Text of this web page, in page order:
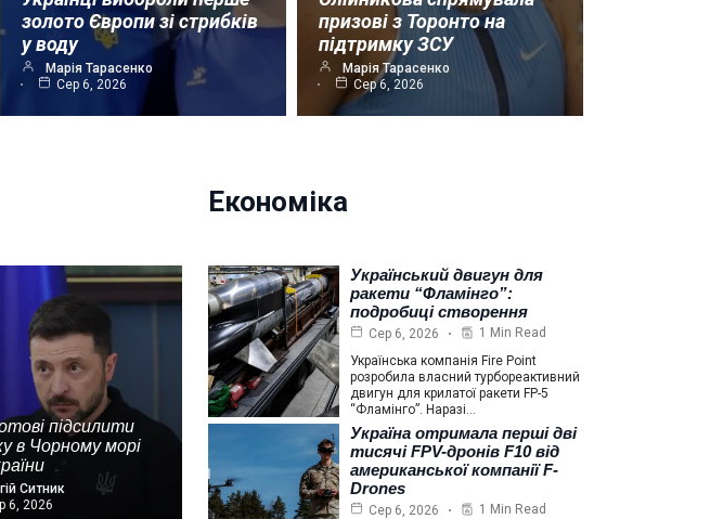
золото Європи зі стрибків
у воду
Марія Тарасенко
Сер 6, 2026
призові з Торонто на
підтримку ЗСУ
Марія Тарасенко
Сер 6, 2026
Економіка
підсилити
в Чорному морі
Ситник
6, 2026
Український двигун для
ракети “Фламінго”:
подробиці створення
Сер 6, 2026
1 Min Read
Українська компанія Fire Point
розробила власний турбореактивний
двигун для крилатої ракети FP-5
“Фламінго”. Наразі…
Україна отримала перші дві
тисячі FPV-дронів F10 від
американської компанії F-
Drones
Сер 6, 2026
1 Min Read